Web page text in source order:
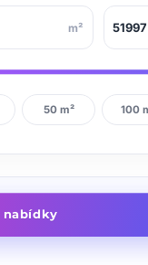
m²
50 m² 100
nabídky